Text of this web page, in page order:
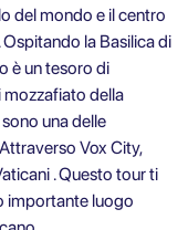
del mondo e il centro
la Basilica di
è un tesoro di
mozzafiato della
una delle
Vox City,
. Questo tour ti
importante luogo